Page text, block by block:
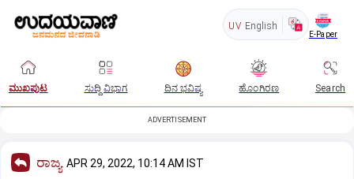
UV English
E-Paper
ಮುಖಪುಟ ಸುದ್ದಿ ವಿಭಾಗ ದಿನ ಭವಿಷ್ಯ ಹೊಂಗಿರಣ Search
ADVERTISEMENT
ರಾಜ್ಯ APR 29, 2022, 10:14 AM IST